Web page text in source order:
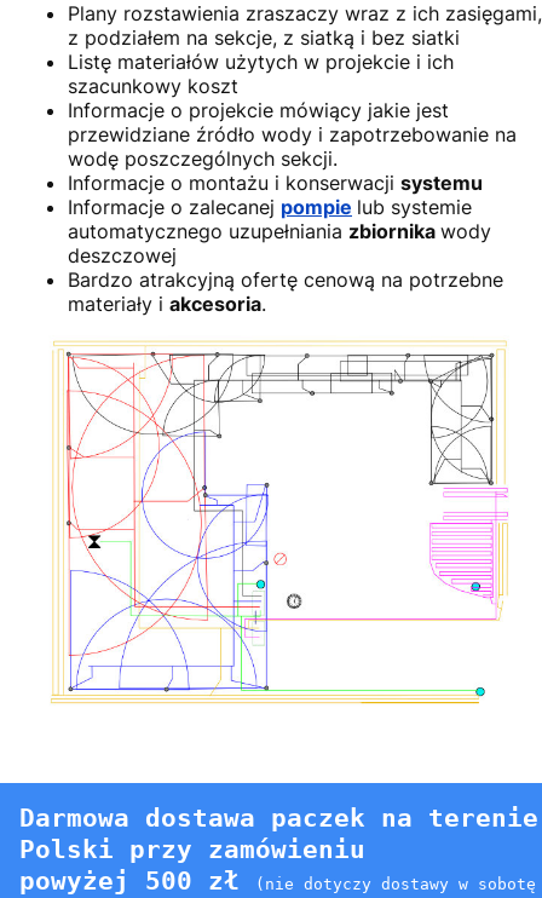
Plany rozstawienia zraszaczy wraz z ich zasięgami,
z podziałem na sekcje, z siatką i bez siatki
Listę materiałów użytych w projekcie i ich
szacunkowy koszt
Informacje o projekcie mówiący jakie jest
przewidziane źródło wody i zapotrzebowanie na
wodę poszczególnych sekcji.
Informacje o montażu i konserwacji systemu
Informacje o zalecanej pompie lub systemie
automatycznego uzupełniania zbiornika wody
deszczowej
Bardzo atrakcyjną ofertę cenową na potrzebne
materiały i akcesoria.
Darmowa dostawa paczek na terenie
Polski przy zamówieniu
powyżej 500 zł
(nie dotyczy dostawy w sobotę